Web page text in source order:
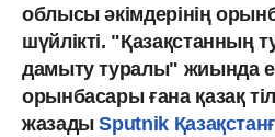
облысы әкімдерінің
шүйлікті. "Қазақстанның
дамыту туралы" жиында
орынбасары ғана қазақ
жазадыSputnik